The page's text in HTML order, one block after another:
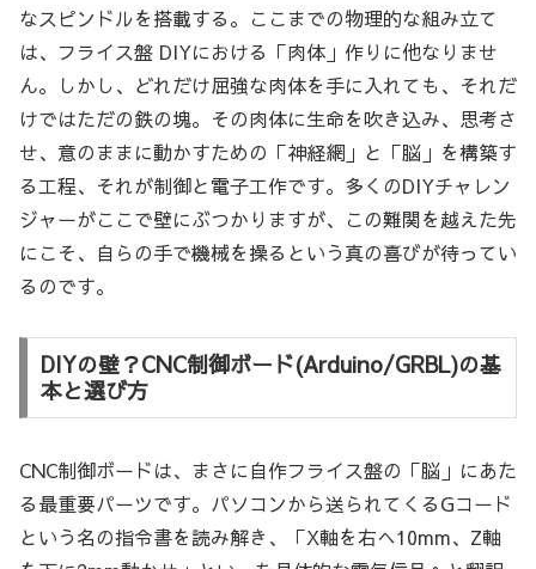
なスピンドルを搭載する。ここまでの物理的な組み立て
は、フライス盤 DIYにおける「肉体」作りに他なりませ
ん。しかし、どれだけ屈強な肉体を手に入れても、それだ
けではただの鉄の塊。その肉体に生命を吹き込み、思考さ
せ、意のままに動かすための「神経網」と「脳」を構築す
る工程、それが制御と電子工作です。多くのDIYチャレン
ジャーがここで壁にぶつかりますが、この難関を越えた先
にこそ、自らの手で機械を操るという真の喜びが待ってい
るのです。
DIYの壁？CNC制御ボード(Arduino/GRBL)の基
本と選び方
CNC制御ボードは、まさに自作フライス盤の「脳」にあた
る最重要パーツです。パソコンから送られてくるGコード
という名の指令書を読み解き、「X軸を右へ10mm、Z軸